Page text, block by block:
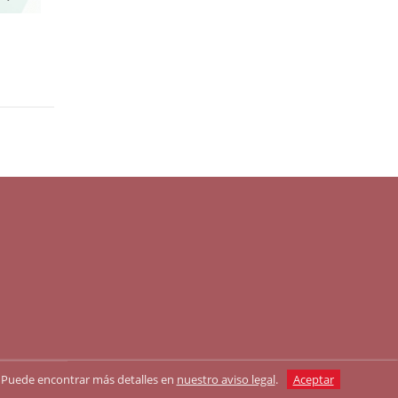
encontrar más detalles en nuestro aviso legal. Aceptar